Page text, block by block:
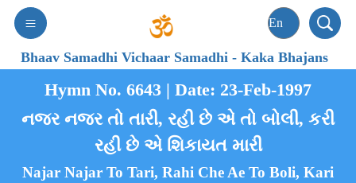
Bhaav Samadhi Vichaar Samadhi-Kaka Bhajans
Hymn No. 6643 | Date: 23-Feb-1997
નજર નજર તો તારી, રહી છે એ તો બોલી, કરી
રહી છે એ શિકાયત મારી
Najar Najar To Tari, Rahi Che Ae To Boli, Kari